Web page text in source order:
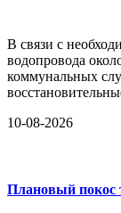
В связи с
водопровода
коммунальных
10-08-2026
Плановый покос